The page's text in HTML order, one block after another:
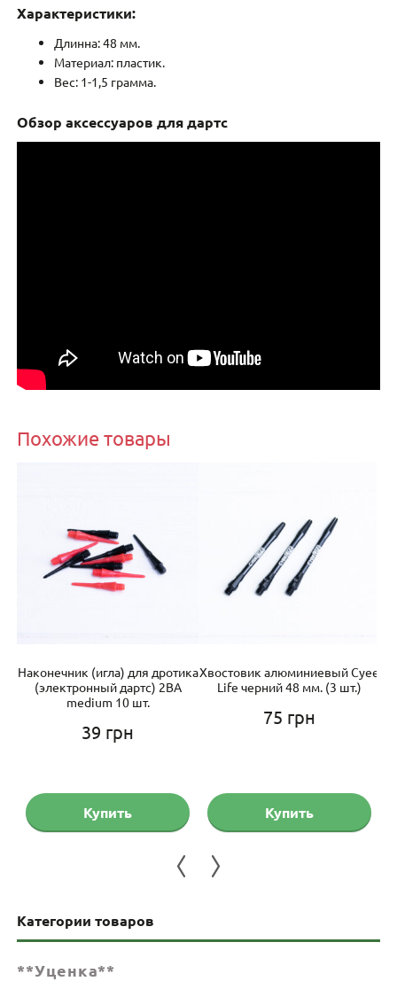
Характеристики:
Длинна: 48 мм.
Материал: пластик.
Вес: 1-1,5 грамма.
Обзор аксессуаров для дартс
Похожие товары
Наконечник (игла) для дротика
(электронный дартс) 2BA
medium 10 шт.
39 грн
Купить
Хвостовик алюминиевый Cyee
Life черний 48 мм. (3 шт.)
75 грн
Купить
Категории товаров
**Уценка**